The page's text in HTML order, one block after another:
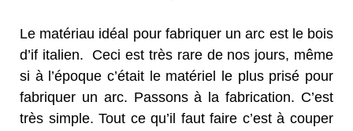
Le matériau idéal pour fabriquer un arc est le bois
d’if italien. Ceci est très rare de nos jours, même
si à l’époque c’était le matériel le plus prisé pour
fabriquer un arc. Passons à la fabrication. C’est
très simple. Tout ce qu’il faut faire c’est à couper